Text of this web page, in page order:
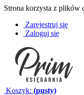
Strona korzysta z plików
Zarejestruj się
Zaloguj się
Koszyk: (pusty)